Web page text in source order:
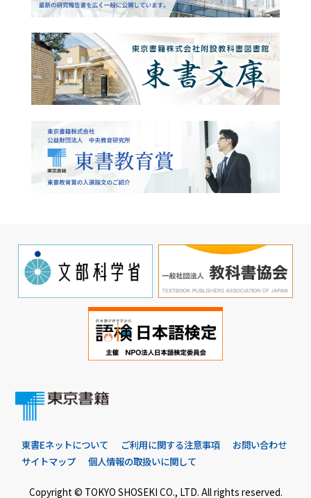
東書Eネットについて ご利用に関する注意事項
お問い合わせ
サイトマップ
個人情報の取扱いに関して
Copyright © TOKYO SHOSEKI CO., LTD. All rights reserved.